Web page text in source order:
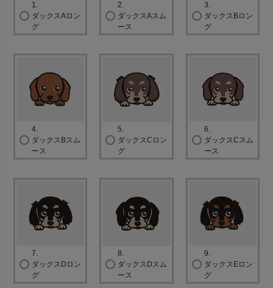
1.
ダックスAロン
グ
2.
ダックスAスム
ース
3.
ダックスBロン
グ
4.
ダックスBスム
ース
5.
ダックスCロン
グ
6.
ダックスCスム
ース
7.
ダックスDロン
グ
8.
ダックスDスム
ース
9.
ダックスEロン
グ